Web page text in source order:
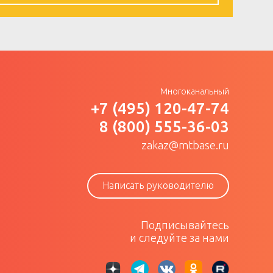
Многоканальный
+7 (495) 120-47-74
8 (800) 555-36-03
zakaz@mtbase.ru
Написать руководителю
Подписывайтесь
и следуйте за нами